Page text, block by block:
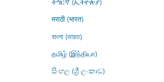
मराठी (भारत)
বাংলা (ভারত)
தமிழ் (இந்தியா)
සිංහල (ශ්‍රී ලංකාව)